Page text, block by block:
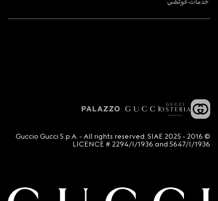
خدمات غوتشي
© 2016 - 2025 Guccio Gucci S.p.A. - All rights reserved. SIAE
LICENCE # 2294/I/1936 and 5647/I/1936